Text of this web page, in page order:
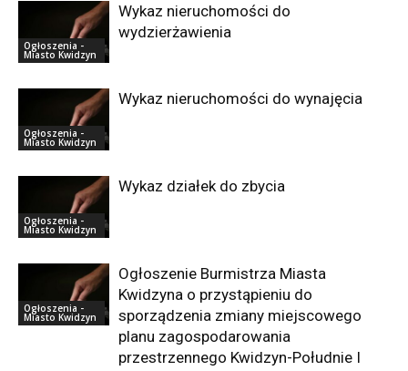
Ogłoszenia -
Miasto Kwidzyn
Wykaz nieruchomości do
wydzierżawienia
Ogłoszenia -
Miasto Kwidzyn
Wykaz nieruchomości do wynajęcia
Ogłoszenia -
Miasto Kwidzyn
Wykaz działek do zbycia
Ogłoszenia -
Miasto Kwidzyn
Ogłoszenie Burmistrza Miasta
Kwidzyna o przystąpieniu do
sporządzenia zmiany miejscowego
planu zagospodarowania
przestrzennego Kwidzyn-Południe I